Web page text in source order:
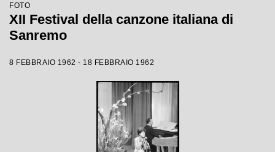
FOTO
XII Festival della canzone italiana di
Sanremo
8 FEBBRAIO 1962 - 18 FEBBRAIO 1962